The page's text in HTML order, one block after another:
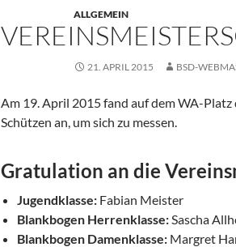
ALLGEMEIN
21. APRIL 2015 BSD-
Am 19. April 2015 fand auf dem WA-
Schützen an, um sich zu messen.
Gratulation an die
Jugendklasse: Fabian Meister
Blankbogen Herrenklasse:Sascha
Blankbogen Damenklasse: Margret